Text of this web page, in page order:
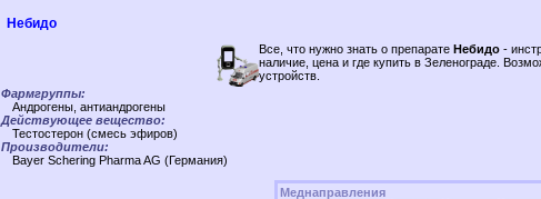
Небидо
Все, что нужно знать о препарате Небидо -
наличие, цена и где купить в Зеленограде.
устройств.
Фармгруппы:
Андрогены, антиандрогены
Действующее вещество:
Тестостерон (смесь эфиров)
Производители:
Bayer Schering Pharma AG (Германия)
Меднаправления